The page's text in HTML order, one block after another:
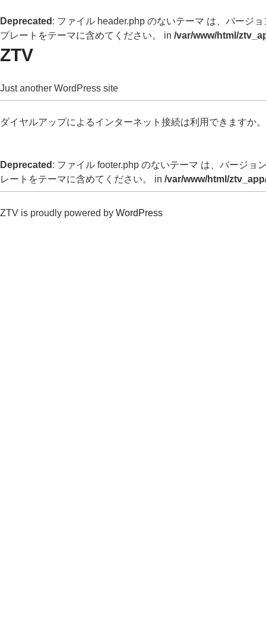
Deprecated : ファイル header.php のないテーマ は、バージ
プレートをテーマに含めてください。 in /var/www/html/
ZTV
Just another WordPress site
ダイヤルアップによるインターネット接続は利用できますか。
Deprecated : ファイル footer.php のないテーマ は、バージョ
レートをテーマに含めてください。 in /var/www/html/
ZTV is proudly powered by WordPress